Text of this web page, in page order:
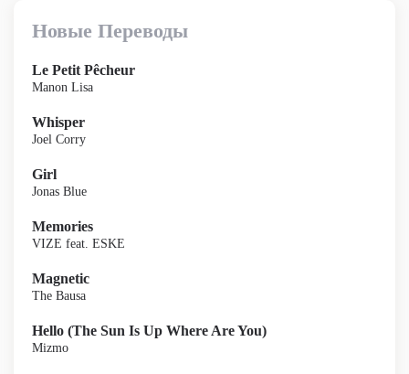
Новые Переводы
Le Petit Pêcheur
Manon Lisa
Whisper
Joel Corry
Girl
Jonas Blue
Memories
VIZE feat. ESKE
Magnetic
The Bausa
Hello (The Sun Is Up Where Are You)
Mizmo